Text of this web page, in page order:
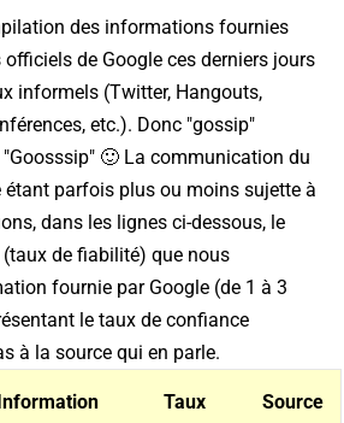
des informations fournies
de Google ces derniers jours
informels (Twitter, Hangouts,
etc.). Donc "gossip"
🙂 La communication du
étant parfois plus ou moins sujette à
dans les lignes ci-dessous, le
de fiabilité) que nous
fournie par Google (de 1 à 3
le taux de confiance
à la source qui en parle.
Information
Taux
Source